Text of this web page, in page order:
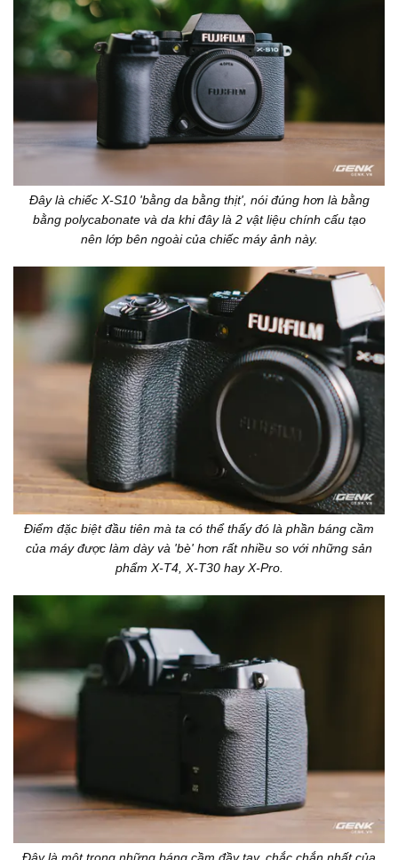
Đây là chiếc X-S10 'bằng da bằng thịt', nói đúng hơn là bằng
bằng polycabonate và da khi đây là 2 vật liệu chính cấu tạo
nên lớp bên ngoài của chiếc máy ảnh này.
Điểm đặc biệt đầu tiên mà ta có thể thấy đó là phần báng cầm
của máy được làm dày và 'bè' hơn rất nhiều so với những sản
phẩm X-T4, X-T30 hay X-Pro.
Đây là một trong những báng cầm đầy tay, chắc chắn nhất của